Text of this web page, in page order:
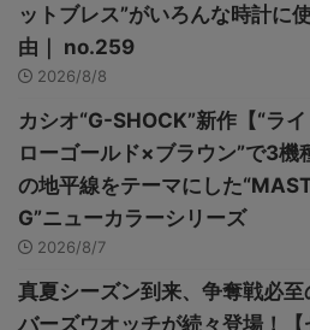
ットブレス”がいろんな時計に
由｜ no.259
2026/8/8
カシオ“G-SHOCK”新作【“ラ
ローゴールド×ブラウン”で3機
の地平線をテーマにした
G”ニューカラーシリーズ
2026/8/7
真夏シーズン到来、争奪戦必至
バーズウオッチが続々登場！【